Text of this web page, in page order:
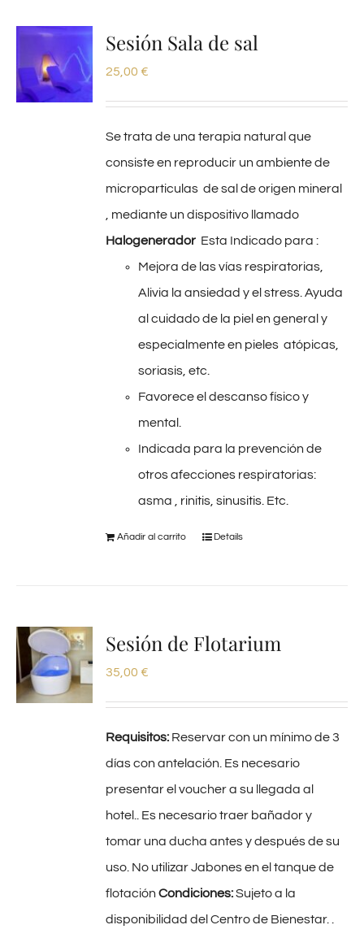
Sesión Sala de sal
25,00 €
Se trata de una terapia natural que
consiste en reproducir un ambiente de
microparticulas de sal de origen mineral
, mediante un dispositivo llamado
Halogenerador Esta Indicado para :
Mejora de las vías respiratorias,
Alivia la ansiedad y el stress. Ayuda
al cuidado de la piel en general y
especialmente en pieles atópicas,
soriasis, etc.
Favorece el descanso físico y
mental.
Indicada para la prevención de
otros afecciones respiratorias:
asma , rinitis, sinusitis. Etc.
Añadir al carrito Details
Sesión de Flotarium
35,00 €
Requisitos: Reservar con un mínimo de 3
días con antelación. Es necesario
presentar el voucher a su llegada al
hotel.. Es necesario traer bañador y
tomar una ducha antes y después de su
uso. No utilizar Jabones en el tanque de
flotaciónCondiciones:Sujeto a la
disponibilidad del Centro de Bienestar. .